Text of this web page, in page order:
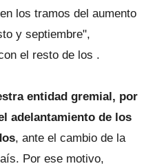
los tramos del aumento
y septiembre",
el resto de los .
entidad gremial, por
adelantamiento de los
, ante el cambio de la
Por ese motivo,